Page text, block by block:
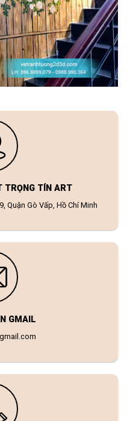
TRỌNG TÍN ART
Quận Gò Vấp, Hồ Chí Minh
GMAIL